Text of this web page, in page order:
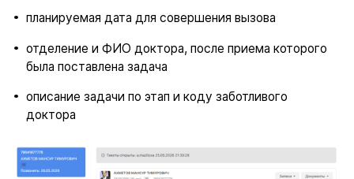
планируемая дата для совершения вызова
отделение и ФИО доктора, после приема которого
была поставлена задача
описание задачи по этап и коду заботливого
доктора